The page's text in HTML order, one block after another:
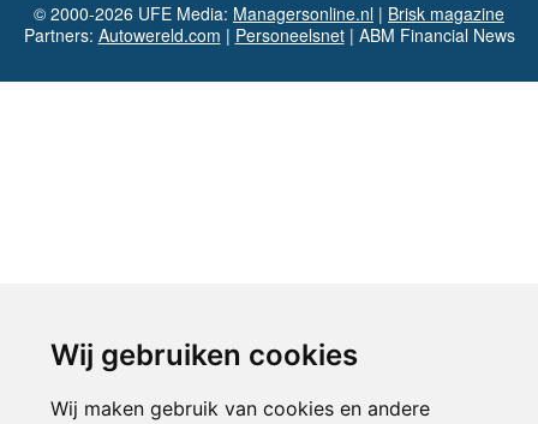
Wij gebruiken cookies
Wij maken gebruik van cookies en andere
© 2000-2026 UFE Media: Managersonline.nl | Brisk magazine
Partners: Autowereld.com | Personeelsnet| ABM Financial News